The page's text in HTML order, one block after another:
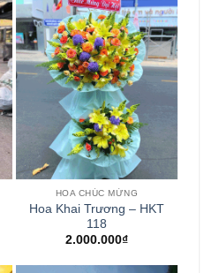
HOA CHÚC MỪNG
Hoa Khai Trương – HKT
118
2.000.000₫